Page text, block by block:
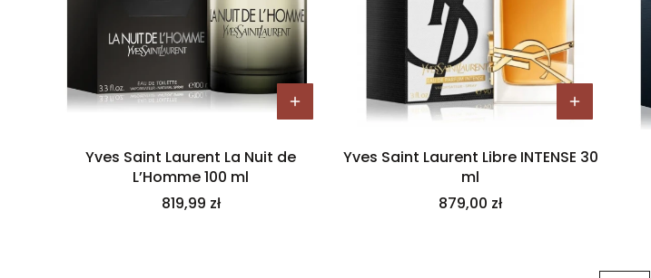
Yves Saint Laurent La Nuit de
L’Homme 100 ml
Cena
819,99 zł
Yves Saint Laurent Libre INTENSE 30
ml
Cena
879,00 zł